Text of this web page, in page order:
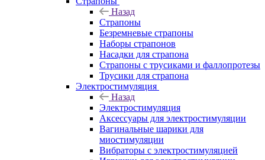
Назад
Страпоны
Безремневые страпоны
Наборы страпонов
Насадки для страпона
Страпоны с трусиками и фаллопротезы
Трусики для страпона
Электростимуляция
Назад
Электростимуляция
Аксессуары для электростимуляции
Вагинальные шарики для
миостимуляции
Вибраторы с электростимуляцией